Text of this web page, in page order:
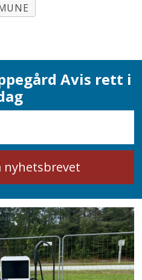
Avis rett i